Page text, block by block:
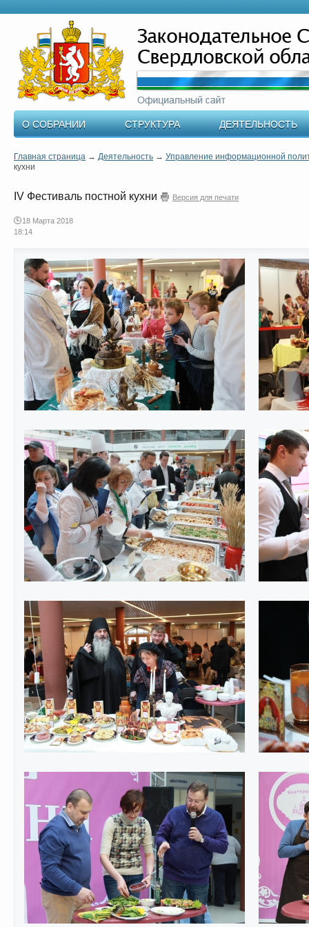
О СОБРАНИИ СТРУКТУРА ДЕЯТЕЛЬНОСТЬ
Главная страница → Деятельность → Управление информационной
кухни
IV Фестиваль постной кухни Версия для печати
18 Марта 2018
18:14